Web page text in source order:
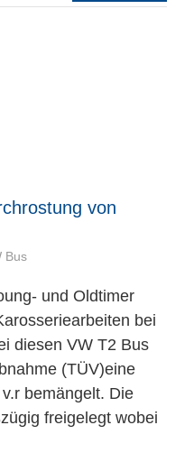
von
Bus
und Oldtimer
bei
diesen VW T2 Bus
(TÜV)eine
bemängelt. Die
freigelegt wobei